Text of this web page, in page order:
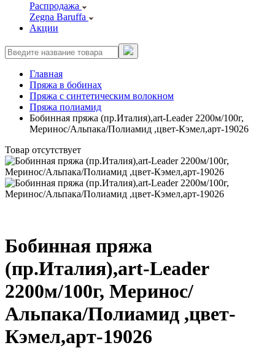
Распродажа
Zegna Baruffa
Акции
Главная
Пряжа в бобинах
Пряжа с синтетическим волокном
Пряжа полиамид
Бобинная пряжа (пр.Италия),art-Leader 2200м/100г,
Меринос/Альпака/Полиамид ,цвет-Кэмел,арт-19026
Товар отсутствует
Бобинная пряжа
(пр.Италия),art-Leader
2200м/100г, Меринос/
Альпака/Полиамид ,цвет-
Кэмел,арт-19026